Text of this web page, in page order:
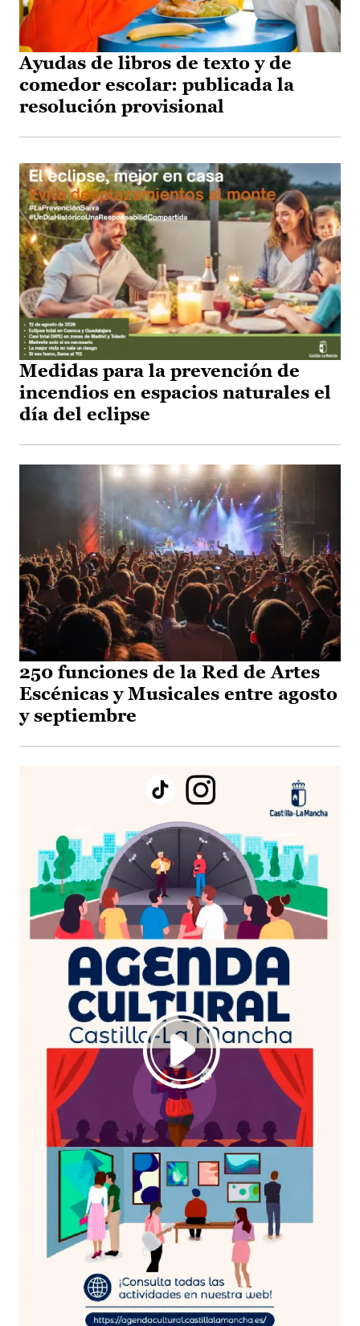
Ayudas de libros de texto y de
comedor escolar: publicada la
resolución provisional
Medidas para la prevención de
incendios en espacios naturales el
día del eclipse
250 funciones de la Red de Artes
Escénicas y Musicales entre agosto
y septiembre